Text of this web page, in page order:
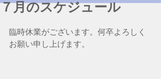
７月のスケジュール
臨時休業がございます。何卒よろしく
お願い申し上げます。